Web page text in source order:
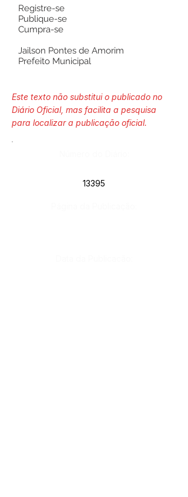
Registre-se
Publique-se
Cumpra-se
Jailson Pontes de Amorim
Prefeito Municipal
Este texto não substitui o publicado no
Diário Oficial, mas facilita a pesquisa
para localizar a publicação oficial.
13395